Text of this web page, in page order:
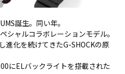
誕生。同い年。
シャルコラボレーションモデル。
進化を続けてきたG-SHOCKの原
にELバックライトを搭載された